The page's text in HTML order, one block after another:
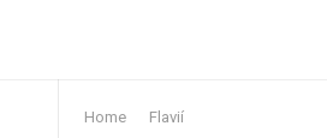
Home Flavií